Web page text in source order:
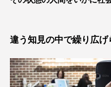
違う知見の中で繰り広